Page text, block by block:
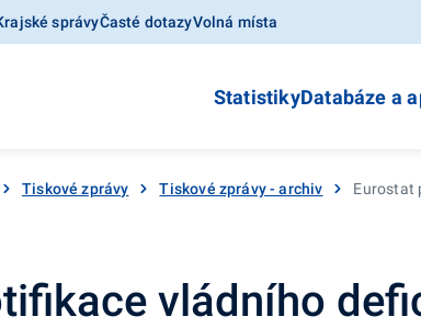
správyČasté dotazyVolná místa
StatistikyDatabáze a
Tiskové zprávy Tiskové zprávy - archiv Eurostat
vládního